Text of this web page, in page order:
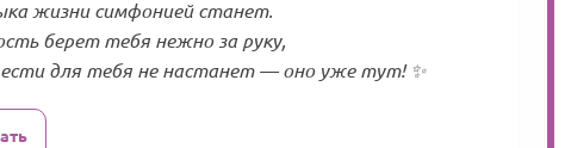
жизни симфонией станет.
берет тебя нежно за руку,
для тебя не настанет — оно уже тут! ✨